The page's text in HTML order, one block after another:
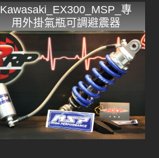
Kawasaki_EX300_MSP_專
用外掛氣瓶可調避震器